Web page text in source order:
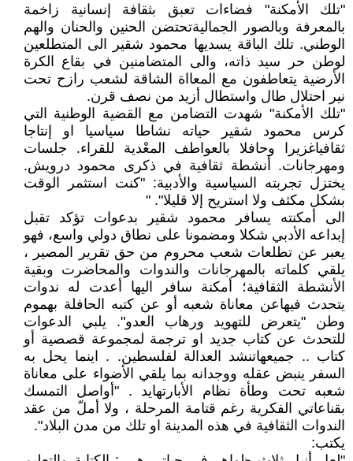
"تلك الأمكنة" فضاءات تعبق بثقافة إنسانية زاخمة
بالمعرفة وبالصور الجماليةتحتضن الحنين والحنان والهم
الوطني. تلك الباقة يسديها محمود شقير الى المتطلعين
لوطن حر سيد ذاته، والى المتضامنين في بقاع الكرة
الأرضية يتعاطفون مع المعااة الشاقة لشعب رازح تحت
نير احتلال طال واستطال أزيد من نصف قرن.
"تلك الأمكنة" شهدت التضامن مع القضية الوطنية التي
كرس محمود شقير حياته نشاطا سياسيا او إنتاجا
ثقافياغزيرا وحافلا بالعواطف المعْدية للقراء. جلسات
ومهرجانات. أنشطة ثقافية في ذكرى محمود درويش.
يختزل تجربته السياسية والأدبية: "كنت استثمر الوقت
بشكل مكثف ولا استريح إلا قليلا". "
الى أمكنته يسافر محمود شقير بدعوات تؤكد تقبل
إبداعه الأدبي شكلا ومضمونا على نطاق دولي واسع، فهو
يعبر عن تطلعات شعب محروم من حق تقرير المصير ،
يلقي كلماته بالمهرجانات والندوات والمحاضرت وبقية
الأنشطة الثقافية؛ أمكنة سافر اليها أعدت له ندوات
يتحدث فيهاعن معاناة شعبه أو عن كتبه الحافلة بهموم
وطن "يتعرض للتهويد ورهاب العدو". يلبي الدعوات
للتحدث عن كتاب جديد او ترجمة لمجموعة قصصية أو
كتاب .. جميعهاتنشد العدالة لفلسطين. . اينما يحل به
السفر ينبض عقله ووجدانه بما يلقي الأضواء على معاناة
شعبه تحت وطأة نظام الأبارتهايد . "أواصل التمسك
بقناعاتي الفكرية رغم قتامة المرحلة ، ولا أملّ من عقد
الندوات الثقافية في هذه المدينة او تلك من مدن البلاد".
يكتب: